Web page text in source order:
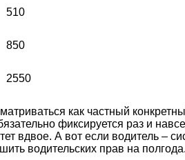
510
850
2550
как частный
фиксируется раз и
вдвое. А вот если водитель –
водительских прав на полгода.